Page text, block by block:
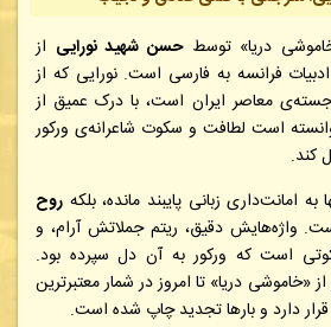
دریا» توسطحسن شهید نورایی از
فرانسه به فارسی است. نورایی که از
معاصر ایران است، با درک عمیق از
است لطافت و سکوت شاعرانه‌ی ورکور
کند.
امانت‌داری زبانی پایبند مانده، بلکه روح
واژه‌هایش دقیق، ریتم جملاتش آرام، و
است که ورکور به آن دل سپرده بود.
«خاموشی دریا» تا امروز در شمار معتبرترین
دارد و بارها تجدید چاپ شده است.